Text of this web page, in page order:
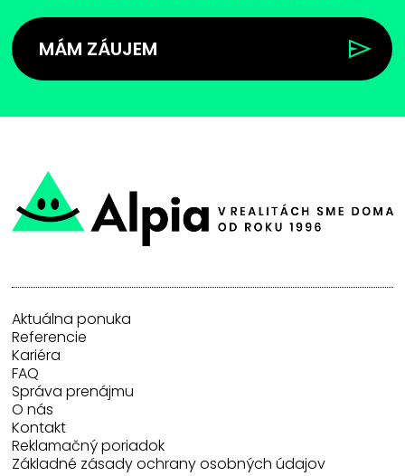
MÁM ZÁUJEM
Aktuálna ponuka
Referencie
Kariéra
FAQ
Správa prenájmu
O nás
Kontakt
Reklamačný poriadok
Základné zásady ochrany osobných údajov